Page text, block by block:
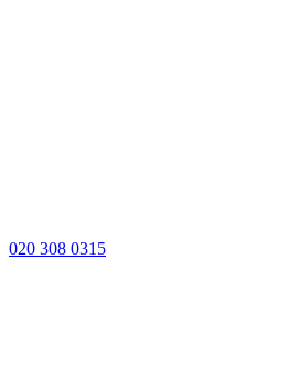
020 308 0315